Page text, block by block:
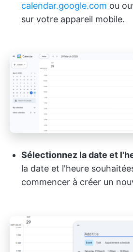
calendar.google.com ou
sur votre appareil mobile.
Sélectionnez la date et
la date et l'heure
commencer à créer un